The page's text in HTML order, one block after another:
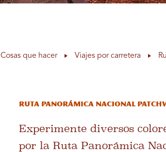
Cosas que hacer Viajes por carretera
Ruta panorámica nacional
Experimente diversos
por la Ruta Panorámica